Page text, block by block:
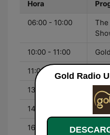
Hora
06:00 - 10:00
The
10:00 - 11:00
11:00 - 13:00
13:00 - 14:00
14:00 - 16:00
16:00 - 19:00 The
Gold Radio